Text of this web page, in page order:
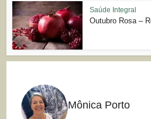
Saúde Integral
Outubro Rosa –
Mônica Porto